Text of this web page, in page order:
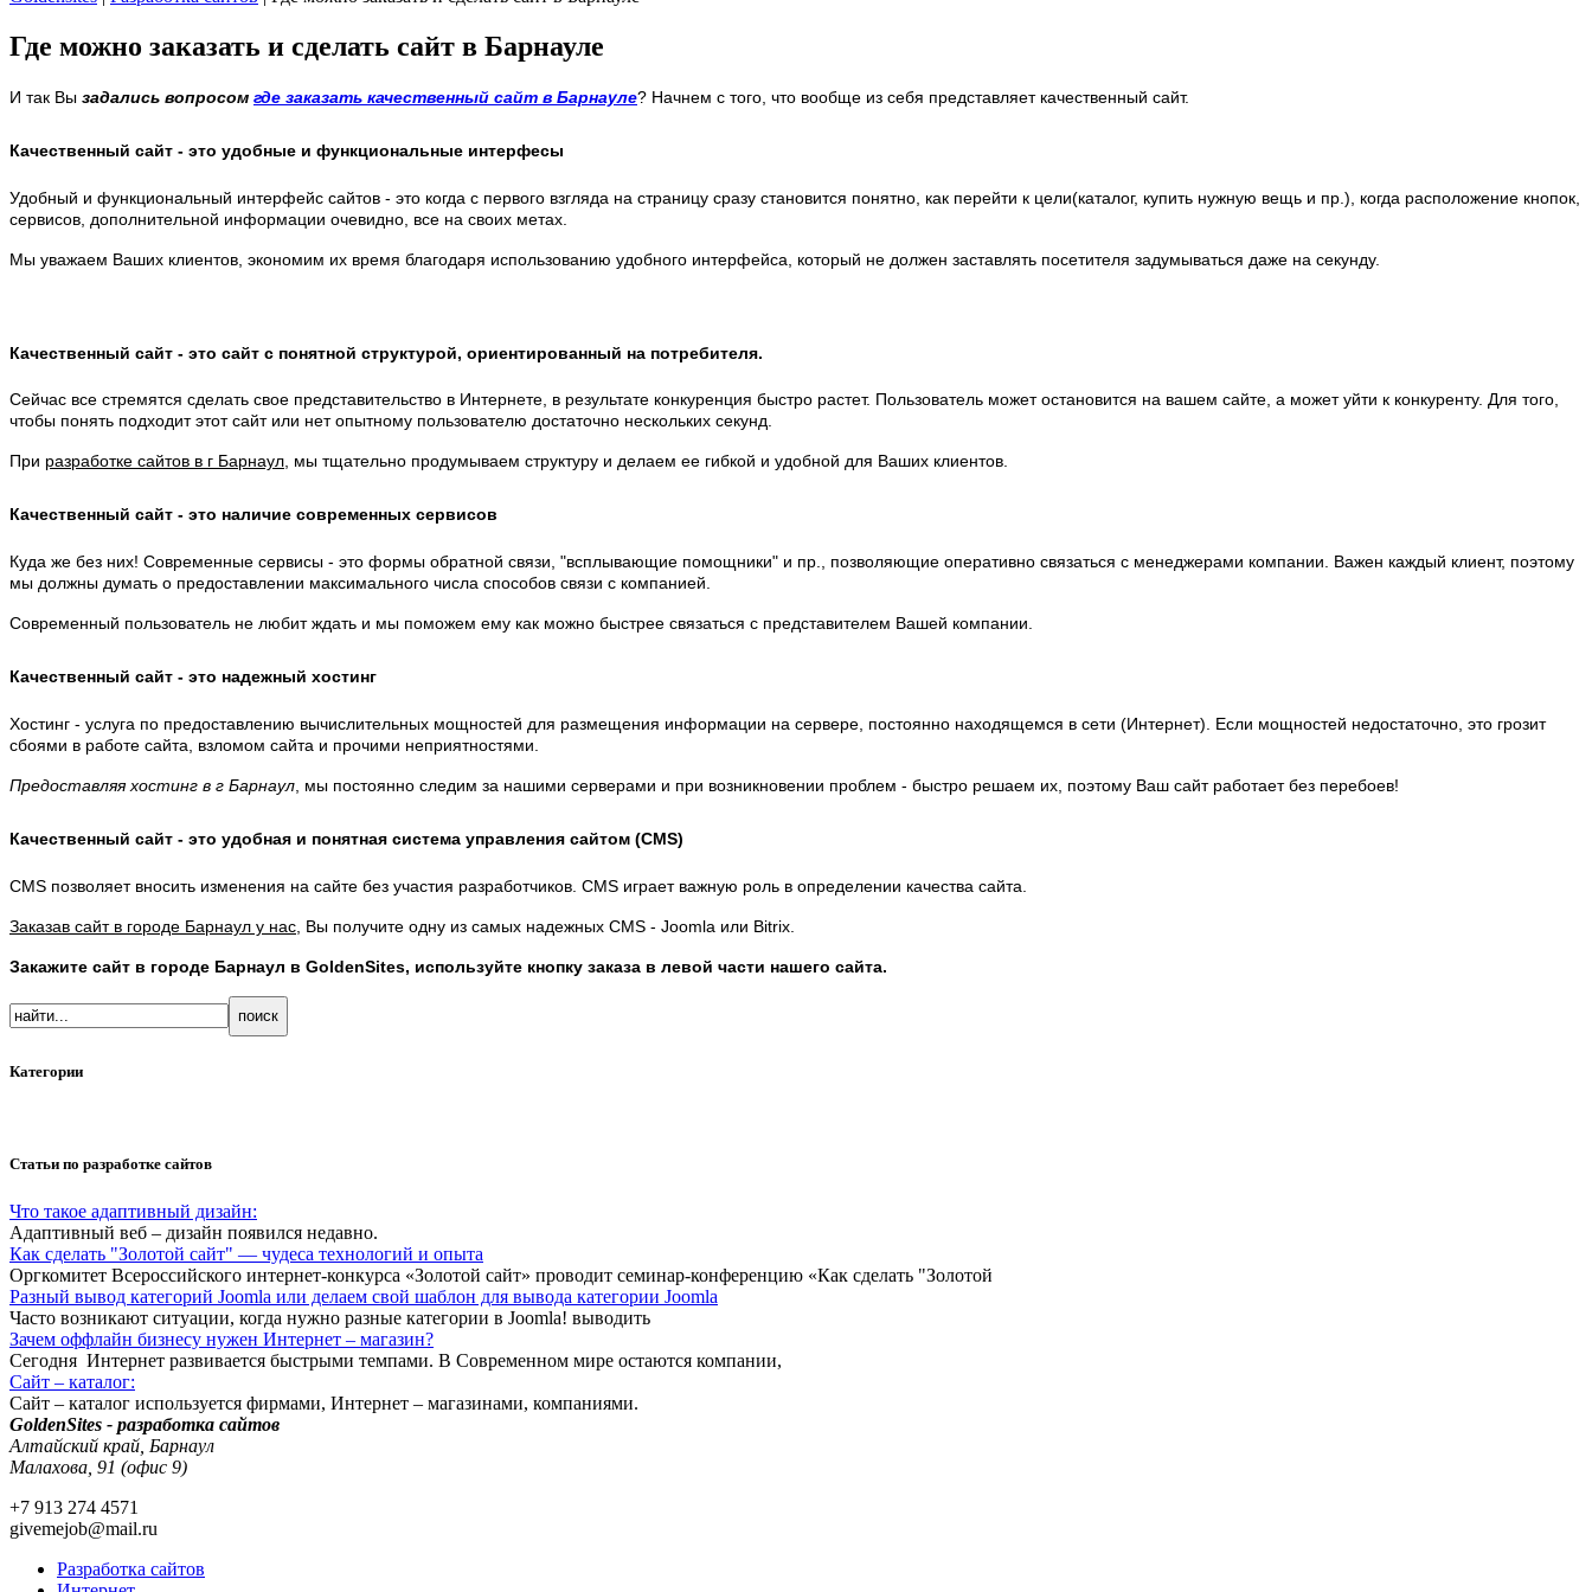
Где можно заказать и сделать сайт в Барнауле
И так Вы задались вопросом где заказать качественный сайт в Барнауле? Начнем с того, что вообще из себя представляет качественный сайт.
Качественный сайт - это удобные и функциональные интерфесы
Удобный и функциональный интерфейс сайтов - это когда с первого взгляда на страницу сразу становится понятно, как перейти к цели(каталог, купить нужную вещь и пр.), когда расположение кнопок,
сервисов, дополнительной информации очевидно, все на своих метах.
Мы уважаем Ваших клиентов, экономим их время благодаря использованию удобного интерфейса, который не должен заставлять посетителя задумываться даже на секунду.
Качественный сайт - это сайт с понятной структурой, ориентированный на потребителя.
Сейчас все стремятся сделать свое представительство в Интернете, в результате конкуренция быстро растет. Пользователь может остановится на вашем сайте, а может уйти к конкуренту. Для того,
чтобы понять подходит этот сайт или нет опытному пользователю достаточно нескольких секунд.
При разработке сайтов в г Барнаул, мы тщательно продумываем структуру и делаем ее гибкой и удобной для Ваших клиентов.
Качественный сайт - это наличие современных сервисов
Куда же без них! Современные сервисы - это формы обратной связи, "всплывающие помощники" и пр., позволяющие оперативно связаться с менеджерами компании. Важен каждый клиент, поэтому
мы должны думать о предоставлении максимального числа способов связи с компанией.
Современный пользователь не любит ждать и мы поможем ему как можно быстрее связаться с представителем Вашей компании.
Качественный сайт - это надежный хостинг
Хостинг - услуга по предоставлению вычислительных мощностей для размещения информации на сервере, постоянно находящемся в сети (Интернет). Если мощностей недостаточно, это грозит
сбоями в работе сайта, взломом сайта и прочими неприятностями.
Предоставляя хостинг в г Барнаул , мы постоянно следим за нашими серверами и при возникновении проблем - быстро решаем их, поэтому Ваш сайт работает без перебоев!
Качественный сайт - это удобная и понятная система управления сайтом (CMS)
CMS позволяет вносить изменения на сайте без участия разработчиков. CMS играет важную роль в определении качества сайта.
Заказав сайт в городе Барнаул у нас , Вы получите одну из самых надежных CMS - Joomla или Bitrix.
Закажите сайт в городе Барнаул в GoldenSites, используйте кнопку заказа в левой части нашего сайта.
Категории
Статьи по разработке сайтов
Что такое адаптивный дизайн:
Адаптивный веб – дизайн появился недавно.
Как сделать "Золотой сайт" — чудеса технологий и опыта
Оргкомитет Всероссийского интернет-конкурса «Золотой сайт» проводит семинар-конференцию «Как сделать "Золотой
Разный вывод категорий Joomla или делаем свой шаблон для вывода категории Joomla
Часто возникают ситуации, когда нужно разные категории в Joomla! выводить
Зачем оффлайн бизнесу нужен Интернет – магазин?
Сегодня Интернет развивается быстрыми темпами. В Современном мире остаются компании,
Сайт – каталог:
Сайт – каталог используется фирмами, Интернет – магазинами, компаниями.
GoldenSites - разработка сайтов
Алтайский край, Барнаул
Малахова, 91 (офис 9)
+7 913 274 4571
givemejob@mail.ru
Разработка сайтов